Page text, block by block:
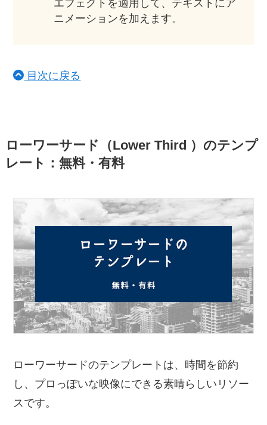
エフェクトを適用して、テキストにア
ニメーションを加えます。
目次に戻る
ローワーサード（Lower Third ）のテンプ
レート：無料・有料
ローワーサードのテンプレートは、時間を節約
し、プロっぽいな映像にできる素晴らしいリソー
スです。